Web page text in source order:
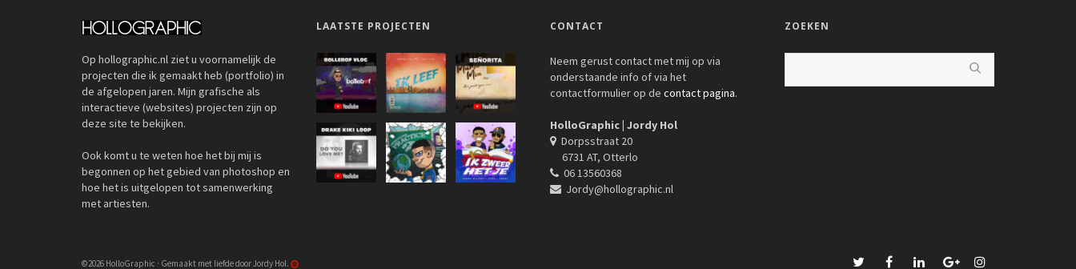
Op hollographic.nl ziet u voornamelijk de
projecten die ik gemaakt heb (portfolio) in
de afgelopen jaren. Mijn grafische als
interactieve (websites) projecten zijn op
deze site te bekijken.
Ook komt u te weten hoe het bij mij is
begonnen op het gebied van photoshop en
hoe het is uitgelopen tot samenwerking
met artiesten.
LAATSTE PROJECTEN CONTACT
Neem gerust contact met mij op via
onderstaande info of via het
contactformulier op de contact pagina.
HolloGraphic | Jordy Hol
Dorpsstraat 20
6731 AT, Otterlo
06 13560368
Jordy@hollographic.nl
ZOEKEN
©2026 HolloGraphic · Gemaakt met liefde door Jordy Hol.